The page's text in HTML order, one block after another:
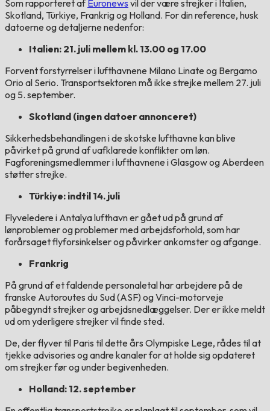
Som rapporteret afEuronews vil der være strejker i Italien,
Skotland, Türkiye, Frankrig og Holland. For din reference, husk
datoerne og detaljerne nedenfor:
Italien: 21. juli mellem kl. 13.00 og 17.00
Forvent forstyrrelser i lufthavnene Milano Linate og Bergamo
Orio al Serio. Transportsektoren må ikke strejke mellem 27. juli
og 5. september.
Skotland (ingen datoer annonceret)
Sikkerhedsbehandlingen i de skotske lufthavne kan blive
påvirket på grund af uafklarede konflikter om løn.
Fagforeningsmedlemmer i lufthavnene i Glasgow og Aberdeen
støtter strejke.
Türkiye: indtil 14. juli
Flyveledere i Antalya lufthavn er gået ud på grund af
lønproblemer og problemer med arbejdsforhold, som har
forårsaget flyforsinkelser og påvirker ankomster og afgange.
Frankrig
På grund af et faldende personaletal har arbejdere på de
franske Autoroutes du Sud (ASF) og Vinci-motorveje
påbegyndt strejker og arbejdsnedlæggelser. Der er ikke meldt
ud om yderligere strejker vil finde sted.
De, der flyver til Paris til dette års Olympiske Lege, rådes til at
tjekke advisories og andre kanaler for at holde sig opdateret
om strejker før og under begivenheden.
Holland: 12. september